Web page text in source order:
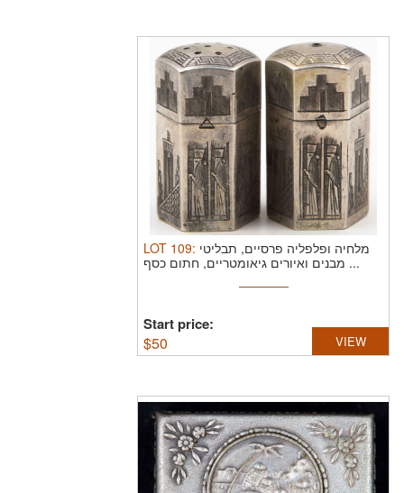
LOT 109: מלחיה ופלפליה פרסיים, תבליטי
מבנים ואיורים גיאומטריים, חתום כסף ...
Start price:
$50 VIEW